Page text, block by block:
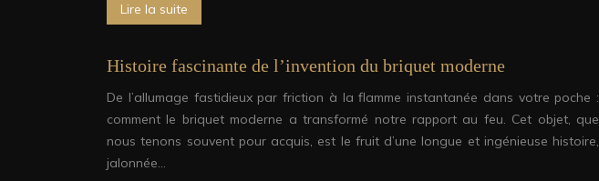
Lire la suite
Histoire fascinante de l’invention du briquet moderne
De l’allumage fastidieux par friction à la flamme instantanée dans votre poche :
comment le briquet moderne a transformé notre rapport au feu. Cet objet, que
nous tenons souvent pour acquis, est le fruit d’une longue et ingénieuse histoire,
jalonnée…